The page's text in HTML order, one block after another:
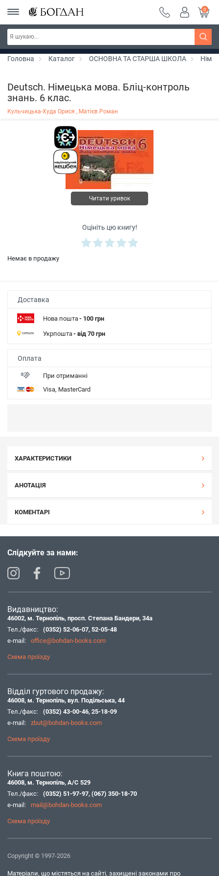
РОЗПРОДАЖ ~ 150 грн ~ 200 грн ~ 250 грн ~
300 грн ~ РОЗПРОДАЖ
Дізнатись більше
0
Головна Каталог ОСНОВНА ТА СТАРША ШКОЛА
Deutsch. Німецька мова. Бліц-контроль
знань. 6 клас.
Кульчицька-Худа Орися , Матієв Роман
Читати уривок
Оцініть цю книгу!
Немає в продажу
Доставка
Нова пошта- 100 грн
Укрпошта- від 70 грн
Оплата
При отриманні
Visa, MasterCard
ХАРАКТЕРИСТИКИ
АНОТАЦІЯ
КОМЕНТАРІ
Слідкуйте за нами:
Видавництво:
46002, м. Тернопіль, просп. Степана Бандери, 34а
Тел./факс:
(0352) 52-06-07, 52-05-48
e-mail:
office@bohdan-books.com
Схема проїзду
Відділ гуртового продажу:
46008, м. Тернопіль, вул. Подільська, 44
Тел./факс:
(0352) 43-00-46, 25-18-09
e-mail:
zbut@bohdan-books.com
Схема проїзду
Книга поштою:
46008, м. Тернопіль, А/С 529
Тел./факс:
(0352) 51-97-97, (067) 350-18-70
e-mail:
mail@bohdan-books.com
Схема проїзду
Copyright © 1997-2026
Матеріали, що містяться на сайті, захищені законами про